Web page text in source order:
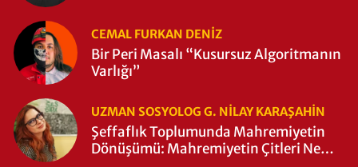
CEMAL FURKAN DENİZ
Bir Peri Masalı “Kusursuz Algoritmanın
Varlığı”
UZMAN SOSYOLOG G. NILAY KARAŞAHİN
Şeffaflık Toplumunda Mahremiyetin
Dönüşümü: Mahremiyetin Çitleri Ne